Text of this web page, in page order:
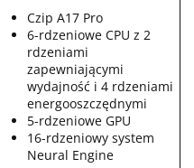
Czip A17 Pro
6-rdzeniowe CPU z 2
rdzeniami
zapewniającymi
wydajność i 4 rdzeniami
energooszczędnymi
5-rdzeniowe GPU
16-rdzeniowy system
Neural Engine